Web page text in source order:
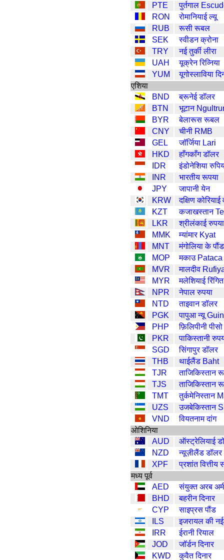
PTE
पुर्तगाल
RON
रोमानियाई ल्यू
RUB
रूसी रूबल
SEK
स्वीडन क्रोना
TRY
नई तुर्की लीरा
UAH
यूक्रेन रिव्निया
YUM
यूगोस्लाविया
एशिया
BND
ब्रूनेई डॉलर
BTN
भूटान
BYR
बेलारूस रूबल
CNY
चीनी RMB
GEL
जॉर्जिया Lari
HKD
हाँगकाँग डॉलर
IDR
इंडोनेशिया
INR
भारतीय रूपया
JPY
जापानी येन
KRW
दक्षिण कोरियाई
KZT
कजाखस्तान
LKR
श्रीलंकाई रुपया
MMK
म्यांमार Kyat
MNT
मंगोलिया के पौंड
MOP
मकाउ Pataca
MVR
मालदीव
MYR
मलेशियाई रिंगित
NPR
नेपाल रुपया
NTD
ताइवान डॉलर
PGK
पापुआ न्यू
PHP
फ़िलिपीनी पीसो
PKR
पाकिस्तानी
SGD
सिंगापुर डॉलर
THB
थाईलैंड Baht
TJR
ताजिकिस्तान
TJS
ताजिकिस्तान
TMT
तुर्कमेनिस्तान
UZS
उजबेकिस्तान
VND
वियतनाम दांग
ओशिनिया
AUD
ऑस्ट्रेलियाई
NZD
न्यूज़ीलैंड डॉलर
XPF
प्रशांत वित्तीय
मध्य पूर्व
AED
संयुक्त अरब
BHD
बहरीन दिनार
CYP
साइप्रस पौंड
ILS
इजरायल की
IRR
ईरानी रियाल
JOD
जॉर्डन दिनार
KWD
कुवैत दिनार